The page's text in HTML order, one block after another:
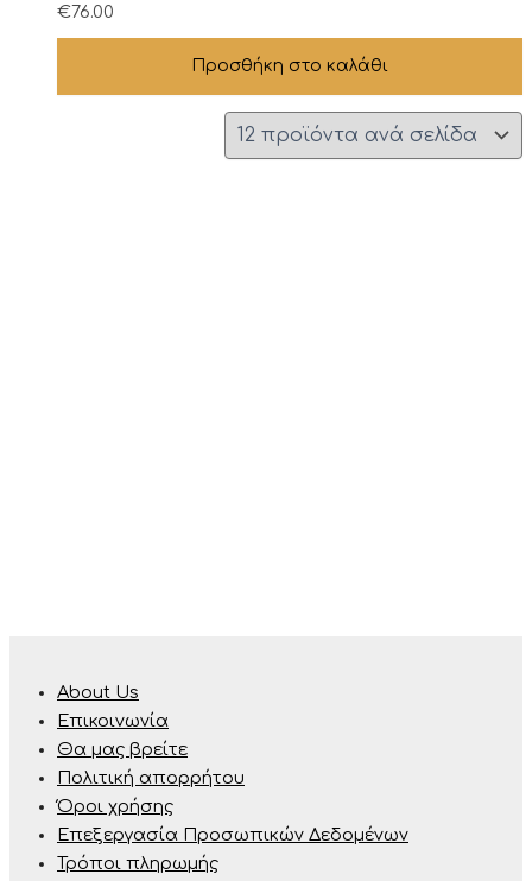
€76.00
Προσθήκη στο καλάθι
About Us
Επικοινωνία
Θα μας βρείτε
Πολιτική απορρήτου
Όροι χρήσης
Επεξεργασία Προσωπικών Δεδομένων
Τρόποι πληρωμής